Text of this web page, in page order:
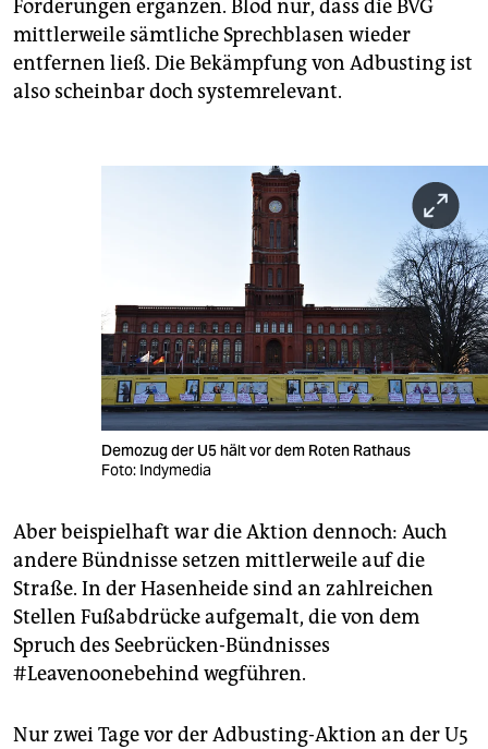
Forderungen ergänzen. Blöd nur, dass die BVG
mittlerweile sämtliche Sprechblasen wieder
entfernen ließ. Die Bekämpfung von Adbusting ist
also scheinbar doch systemrelevant.
Demozug der U5 hält vor dem Roten Rathaus
Foto: Indymedia
Aber beispielhaft war die Aktion dennoch: Auch
andere Bündnisse setzen mittlerweile auf die
Straße. In der Hasenheide sind an zahlreichen
Stellen Fußabdrücke aufgemalt, die von dem
Spruch des Seebrücken-Bündnisses
#Leavenoonebehind wegführen.
Nur zwei Tage vor der Adbusting-Aktion an der U5